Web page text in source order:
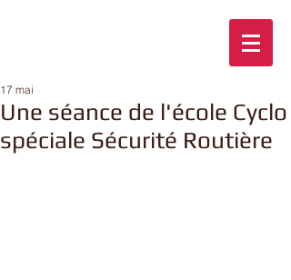
Une séance de l'école Cyclo
spéciale Sécurité Routière
17 mai